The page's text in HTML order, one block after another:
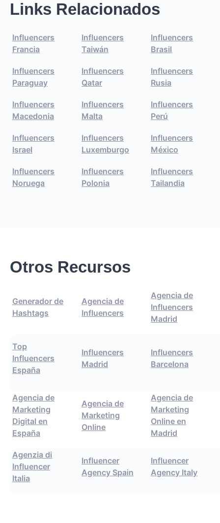
Links Relacionados
Influencers
Francia
Influencers
Taiwán
Influencers
Brasil
Influencers
Paraguay
Influencers
Qatar
Influencers
Rusia
Influencers
Macedonia
Influencers
Malta
Influencers
Perú
Influencers
Israel
Influencers
Luxemburgo
Influencers
México
Influencers
Noruega
Influencers
Polonia
Influencers
Tailandia
Otros Recursos
Generador de
Hashtags
Agencia de
Influencers
Agencia de
Influencers
Madrid
Top
Influencers
España
Influencers
Madrid
Influencers
Barcelona
Agencia de
Marketing
Digital en
España
Agencia de
Marketing
Online
Agencia de
Marketing
Online en
Madrid
Agenzia di
Influencer
Italia
Influencer
Agency Spain
Influencer
Agency Italy